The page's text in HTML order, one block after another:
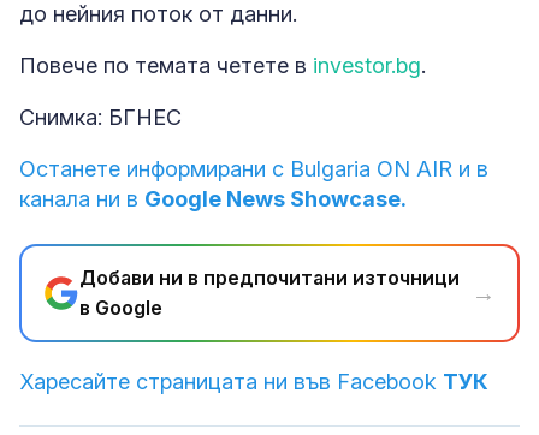
до нейния поток от данни.
Повече по темата четете в investor.bg.
Снимка: БГНЕС
Останете информирани с Bulgaria ON AIR и в
канала ни в Google News Showcase.
Добави ни в предпочитани източници
в Google
→
Харесайте страницата ни във Facebook ТУК